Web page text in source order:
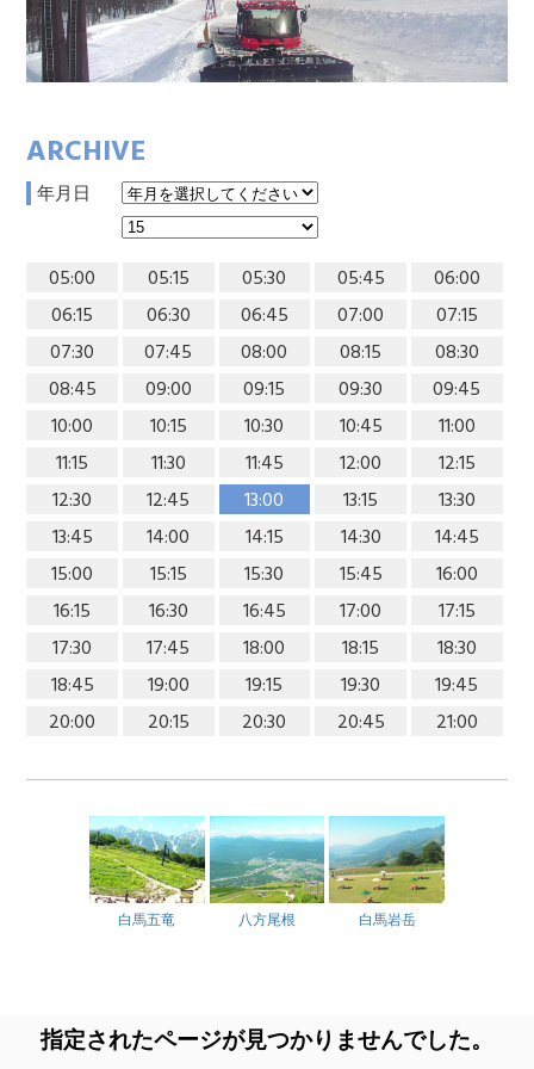
ARCHIVE
年月日
05:00 05:15 05:30 05:45
06:00
06:15
06:30 06:45 07:00
07:15
07:30
07:45 08:00 08:15
08:30
08:45
09:00 09:15 09:30
09:45
10:00
10:15 10:30 10:45
11:00
11:15
11:30 11:45 12:00
12:15
12:30
12:45 13:00 13:15
13:30
13:45
14:00 14:15 14:30
14:45
15:00
15:15 15:30 15:45
16:00
16:15
16:30 16:45 17:00
17:15
17:30
17:45 18:00 18:15
18:30
18:45
19:00 19:15 19:30
19:45
20:00
20:15 20:30 20:45 21:00
白馬五竜 八方尾根 白馬岩岳